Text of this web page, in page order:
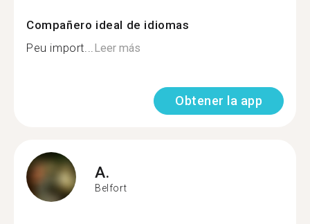
Compañero ideal de idiomas
Peu import...Leer más
Obtener la app
A.
Belfort